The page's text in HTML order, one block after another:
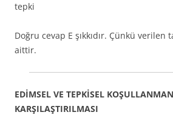
tepki
Doğru cevap E şıkkıdır. Çünkü verilen
aittir.
EDİMSEL VE TEPKİSEL
KARŞILAŞTIRILMASI